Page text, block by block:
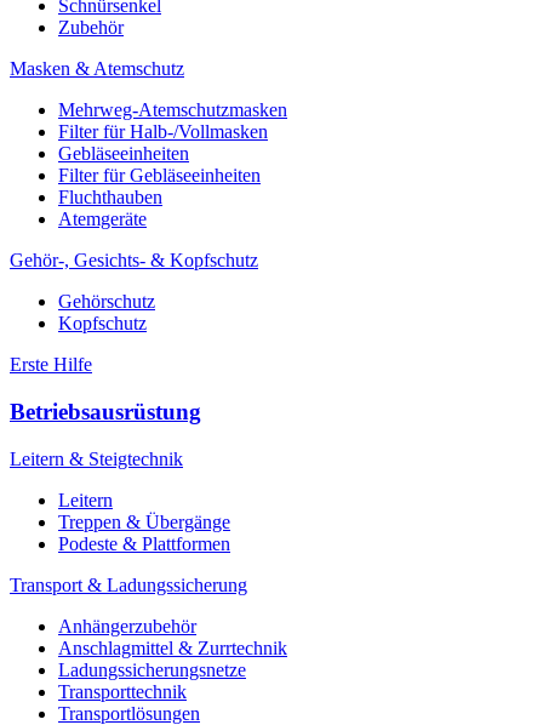
Schnürsenkel
Zubehör
Masken & Atemschutz
Mehrweg-Atemschutzmasken
Filter für Halb-/Vollmasken
Gebläseeinheiten
Filter für Gebläseeinheiten
Fluchthauben
Atemgeräte
Gehör-, Gesichts- & Kopfschutz
Gehörschutz
Kopfschutz
Erste Hilfe
Betriebsausrüstung
Leitern & Steigtechnik
Leitern
Treppen & Übergänge
Podeste & Plattformen
Transport & Ladungssicherung
Anhängerzubehör
Anschlagmittel & Zurrtechnik
Ladungssicherungsnetze
Transporttechnik
Transportlösungen